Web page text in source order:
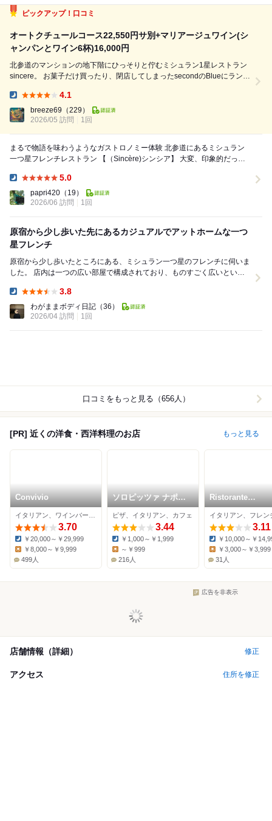
ピックアップ！口コミ
オートクチュールコース22,550円サ別+マリアージュワイン(シ
ャンパンとワイン6杯)16,000円
北参道のマンションの地下階にひっそりと佇むミシュラン1星レストラン
sincere。 お菓子だけ買ったり、閉店してしまったsecondのBlueにランチ
問。 突き出しは、ウニとカニにトマト水をエスプーマ状にしたもの。 北
海道産の...
4.1
breeze69 （229）
2026/05 訪問
1回
まるで物語を味わうようなガストロノミー体験 北参道にあるミシュラン
一つ星フレンチレストラン 【（Sincère)シンシア】 大変、印象的だった
5.0
papri420 （19）
2026/06 訪問
1回
原宿から少し歩いた先にあるカジュアルでアットホームな一つ
星フレンチ
原宿から少し歩いたところにある、ミシュラン一つ星のフレンチに伺いま
した。 店内は一つの広い部屋で構成されており、ものすごく広いという
3.8
わがままボディ日記 （36）
2026/04 訪問
1回
口コミをもっと見る（656人）
[PR] 近くの洋食・西洋料理のお店 もっと見る
Convivio
3.70
￥20,000～￥29,999
￥8,000～￥9,999
499人
ソロピッツァ ナポレ
ターナ 東京国立競技
場店
ピザ、イタリアン、カフェ
3.44
Dinner:
￥1,000～￥1,999
～￥999
216人
Ristorante
Permanente
3.11
￥10,000～￥
￥3,000～￥3,999
31人
広告を非表示
店舗情報（詳細） 修正
アクセス 住所を修正